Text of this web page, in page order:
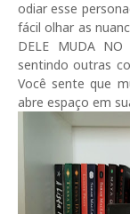
odiar esse
fácil olhar as
DELE MUDA NO
sentindo outras
Você sente que
abre espaço em